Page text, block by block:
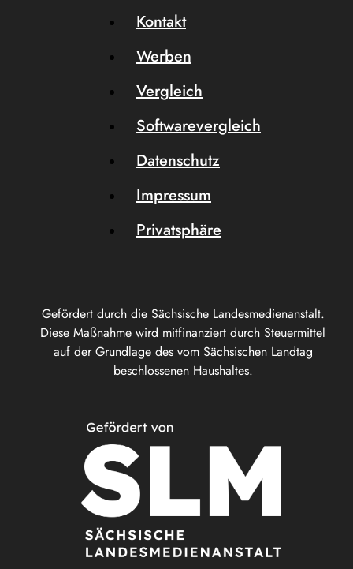
Gefördert durch die Sächsische Landesmedienanstalt.
Diese Maßnahme wird mitfinanziert durch Steuermittel
auf der Grundlage des vom Sächsischen Landtag
beschlossenen Haushaltes.
Kontakt
Werben
Vergleich
Softwarevergleich
Datenschutz
Impressum
Privatsphäre